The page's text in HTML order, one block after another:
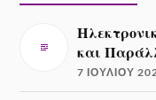
και
7 ΙΟΥΛΊΟΥ